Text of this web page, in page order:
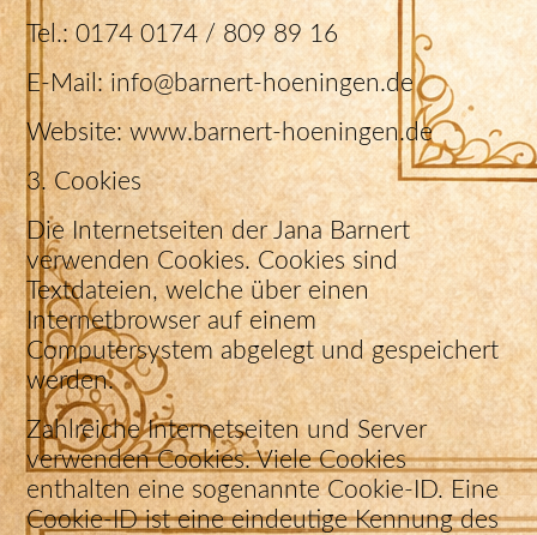
Tel.: 0174 0174 / 809 89 16
E-Mail: info@barnert-hoeningen.de
Website: www.barnert-hoeningen.de
3. Cookies
Die Internetseiten der Jana Barnert
verwenden Cookies. Cookies sind
Textdateien, welche über einen
Internetbrowser auf einem
Computersystem abgelegt und gespeichert
werden.
Zahlreiche Internetseiten und Server
verwenden Cookies. Viele Cookies
enthalten eine sogenannte Cookie-ID. Eine
Cookie-ID ist eine eindeutige Kennung des